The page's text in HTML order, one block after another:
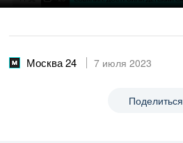
Москва 24 7 июля 2023
Поделиться